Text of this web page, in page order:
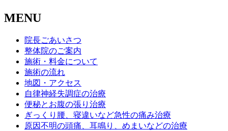
MENU
院長ごあいさつ
整体院のご案内
施術・料金について
施術の流れ
地図・アクセス
自律神経失調症の治療
便秘とお腹の張り治療
ぎっくり腰、寝違いなど急性の痛み治療
原因不明の頭痛、耳鳴り、めまいなどの治療